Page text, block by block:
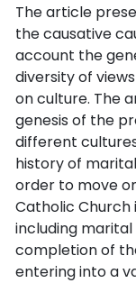
The article
the causative
account the
diversity of
on culture. The
genesis of the
different
history of
order to move
Catholic
including
completion of
entering into a